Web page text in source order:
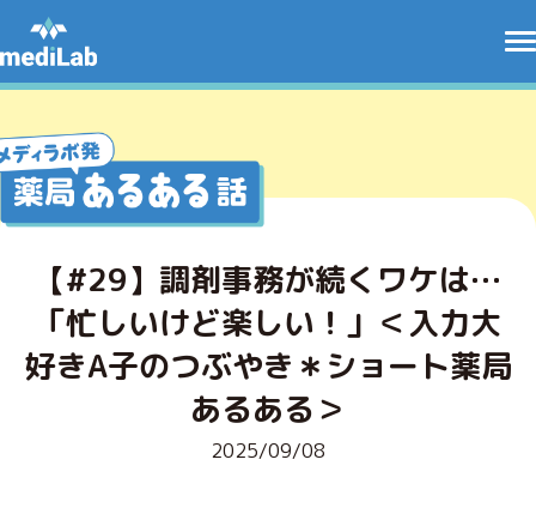
【#29】調剤事務が続くワケは…
「忙しいけど楽しい！」＜入力大
好きA子のつぶやき＊ショート薬局
あるある＞
2025/09/08